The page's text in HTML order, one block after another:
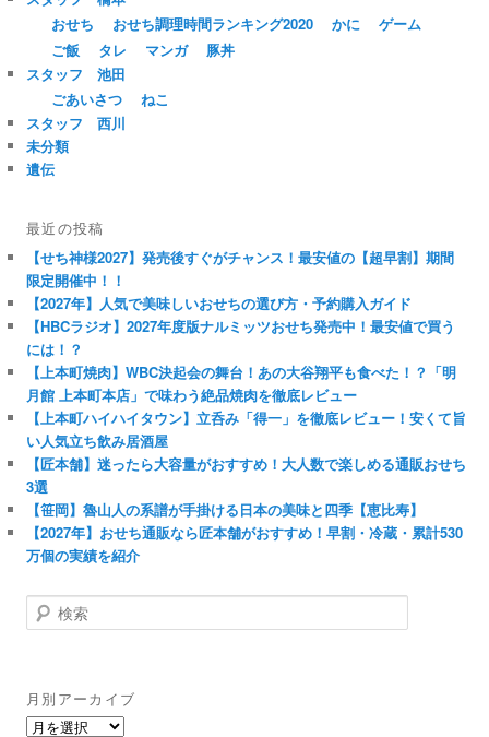
おせち
おせち調理時間ランキング2020 かに
ゲーム
ご飯
タレ マンガ
豚丼
スタッフ 池田
ごあいさつ
ねこ
スタッフ 西川
未分類
遺伝
最近の投稿
【せち神様2027】発売後すぐがチャンス！最安値の【超早割】期間
限定開催中！！
【2027年】人気で美味しいおせちの選び方・予約購入ガイド
【HBCラジオ】2027年度版ナルミッツおせち発売中！最安値で買う
には！？
【上本町焼肉】WBC決起会の舞台！あの大谷翔平も食べた！？「明
月館 上本町本店」で味わう絶品焼肉を徹底レビュー
【上本町ハイハイタウン】立呑み「得一」を徹底レビュー！安くて旨
い人気立ち飲み居酒屋
【匠本舗】迷ったら大容量がおすすめ！大人数で楽しめる通販おせち
3選
【笹岡】魯山人の系譜が手掛ける日本の美味と四季【恵比寿】
【2027年】おせち通販なら匠本舗がおすすめ！早割・冷蔵・累計530
万個の実績を紹介
検
索
月別アーカイブ
月